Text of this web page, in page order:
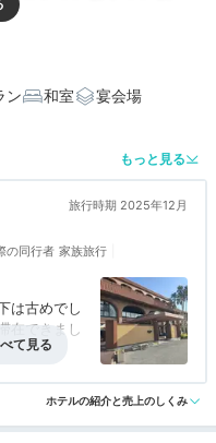
のポイント
みえるオーシャンビュー
ム満点のビュッフェ
千の湯」。富士山ビュ
ン 和室
宴会場
もっと見る
旅行時期 2025年12月
の同行者 家族旅行
は古めでし
在できまし
船盛りにそ
前が印刷さ
応 4.0 風呂 3.5
ホテルの紹介と売上のしくみ